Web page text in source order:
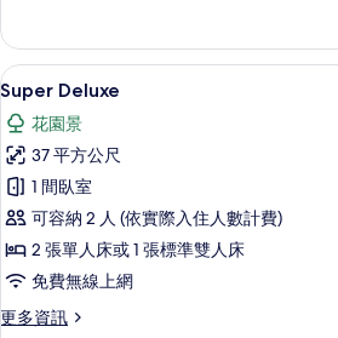
有
相
片
客
房
(Upstairs
Villa)
的
詳
情
顯
示
Super
Deluxe
的
所
有
相
片
Super
23
Super Deluxe
花園景
37 平方公尺
1 間臥室
可容納 2 人 (依實際入住人數計費)
2 張單人床或 1 張標準雙人床
免費無線上網
更多資訊
更